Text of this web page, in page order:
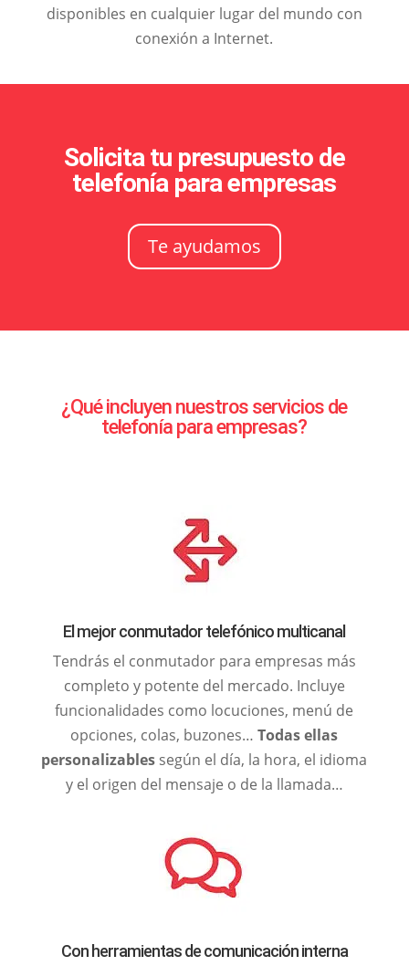
disponibles en cualquier lugar del mundo con
conexión a Internet.
Solicita tu presupuesto de
telefonía para empresas
Te ayudamos
¿Qué incluyen nuestros servicios de
telefonía para empresas?
El mejor conmutador telefónico multicanal
Tendrás el conmutador para empresas más
completo y potente del mercado. Incluye
funcionalidades como locuciones, menú de
opciones, colas, buzones…Todas ellas
personalizables según el día, la hora, el idioma
y el origen del mensaje o de la llamada…
Con herramientas de comunicación interna